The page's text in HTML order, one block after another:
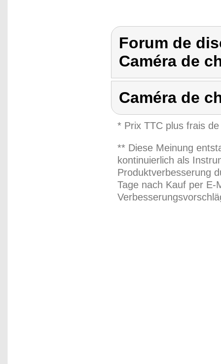
Forum de
Caméra de
Caméra de
* Prix TTC plus frais
** Diese Meinung
kontinuierlich als
Produktverbesserung
Tage nach Kauf per E-